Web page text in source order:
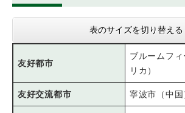
表のサイズを切り替える
友好都市
ブルームフ
リカ）
友好交流都市 寧波市（中国